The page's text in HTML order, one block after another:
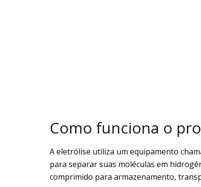
Como funciona o
A eletrólise utiliza um equipamento
para separar suas moléculas em
comprimido para armazenamento,